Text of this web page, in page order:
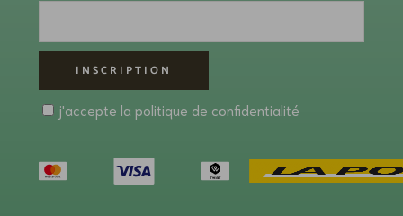
j'accepte la politique de confidentialité